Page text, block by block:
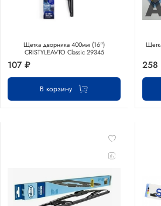
Щетка дворника 400мм (16")
CRISTYLEAVTO Classic 29345
107 ₽
В корзину
258